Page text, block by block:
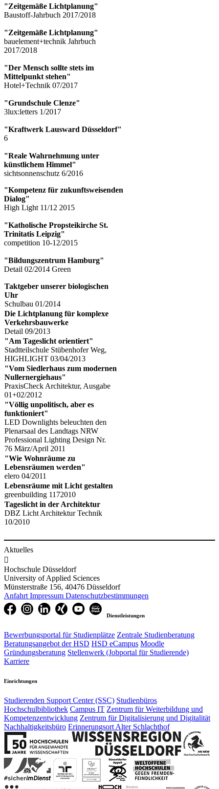
"Zeitgemäße Lichtplanung"
Baustoff-Jahrbuch 2017/2018
"Zeitgemäße Lichtplanung"
bauelement+technik Jahrbuch
2017/2018
"Der Mensch sollte stets im
Mittelpunkt stehen"
Hotel+Technik 07/2017
"Grundschule Clenze"
3lux:letters 1/2017
"Kraftwerk Lausward Düsseldorf"
6
"Reale Wahrnehmung unter
künstlichem Himmel"
sichtsonnenschutz 6/2016
"Kompetenz für zukunftsweisenden
Dialog"
High Light 11/12 2015
"Katholische Propsteikirche St.
Trinitatis Leipzig"
competition 10-12/2015
"Bildungszentrum Hamburg"
Detail 02/2014 Green​
​​Taktgeber unserer biologischen
Uhr
​​Schulbau 01/2014
Die Lichtplanung für komplexe
Verkehrsbauwerke
​​Detail 09/2013​
"Am Tageslicht orientiert"
Stadtteilschule Stübenhofer Weg, ​
HIGHLIGHT 03/04/2013
"Vom Siedlerhaus zum modernen
Nullernergiehaus"
​​PraxisCheck Architektur, Ausgabe
01+02/2012
"Völlig unpolitisch, aber es
funktioniert"
LED Downlights beleuchten den
Plenarsaal des Landtags NRW
​Professional Lighting Design Nr.
76 März/April 2011​
"Wie Wohnräume zu
Lebensräumen werden"
elero 04/2011
​Lebensräume mit Licht gestalten
greenbuilding 1172010​
​Tageslicht in der Architektur​​
​DBZ Licht Architektur Technik
10/2010
Aktuelles

Hochschule Düsseldorf
University of Applied Sciences
Münsterstraße 156, 40476 Düsseldorf
Anfahrt Impressum Datenschutzbestimmungen
Dienstleistungen
Bewerbungsportal für Studienplätze Zentrale Studienberatung
Beratungsangebot der HSD HSD eCampus Moodle
Gründungsberatung Stellenwerk (Jobportal für Studierende)
Karriere
Einrichtungen
Studierenden Support Center (SSC) Studienbüros
Hochschulbibliothek Campus IT Zentrum für Weiterbildung und
Kompetenzentwicklung Zentrum für Digitalisierung und Digitalität
Nachhaltigkeitsbüro Erinnerungsort Alter Schlachthof